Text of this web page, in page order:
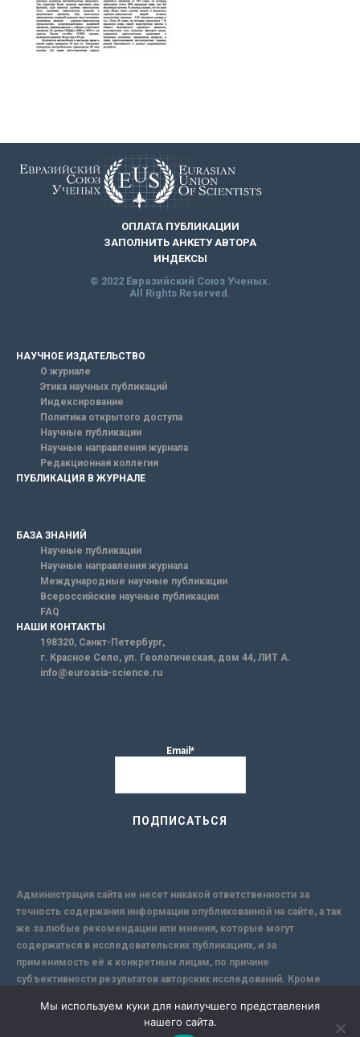
ОПЛАТА ПУБЛИКАЦИИ
ЗАПОЛНИТЬ АНКЕТУ АВТОРА
ИНДЕКСЫ
© 2022 Евразийский Союз Ученых.
All Rights Reserved.
НАУЧНОЕ ИЗДАТЕЛЬСТВО
О журнале
Этика научных публикаций
Индексирование
Политика открытого доступа
Научные публикации
Научные направления журнала
Редакционная коллегия
ПУБЛИКАЦИЯ В ЖУРНАЛЕ
БАЗА ЗНАНИЙ
Научные публикации
Научные направления журнала
Международные научные публикации
Всероссийские научные публикации
FAQ
НАШИ КОНТАКТЫ
198320, Санкт-Петербург,
г. Красное Село, ул. Геологическая, дом 44, ЛИТ А.
info@euroasia-science.ru
Email*
Администрация сайта не несет никакой ответственности за
точность содержания информации опубликованной на сайте, а так
же за любые рекомендации или мнения, которые могут
содержаться в исследовательских публикациях, и за
применимость её к конкретным лицам, по причине
субъективности результатов авторских исследований. Кроме
надежной защиты информации, Сайт не несет ответственности за
Мы используем куки для наилучшего представления
нашего сайта.